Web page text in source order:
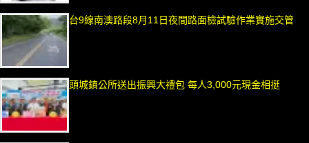
台9線南澳路段8月11日夜間路面檢試驗作業實施交管
頭城鎮公所送出振興大禮包 每人3,000元現金相挺